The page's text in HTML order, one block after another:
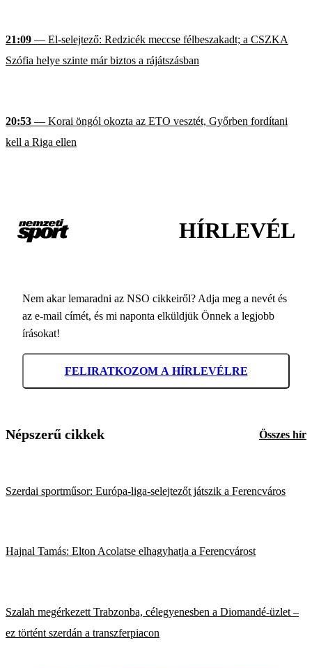
21:09 — El-selejtező: Redzicék meccse félbeszakadt; a CSZKA
Szófia helye szinte már biztos a rájátszásban
20:53 — Korai öngól okozta az ETO vesztét, Győrben fordítani
kell a Riga ellen
HÍRLEVÉL
Nem akar lemaradni az NSO cikkeiről? Adja meg a nevét és
az e-mail címét, és mi naponta elküldjük Önnek a legjobb
írásokat!
FELIRATKOZOM A HÍRLEVÉLRE
Népszerű cikkek Összes hír
Szerdai sportműsor: Európa-liga-selejtezőt játszik a Ferencváros
Hajnal Tamás: Elton Acolatse elhagyhatja a Ferencvárost
Szalah megérkezett Trabzonba, célegyenesben a Diomandé-üzlet –
ez történt szerdán a transzferpiacon